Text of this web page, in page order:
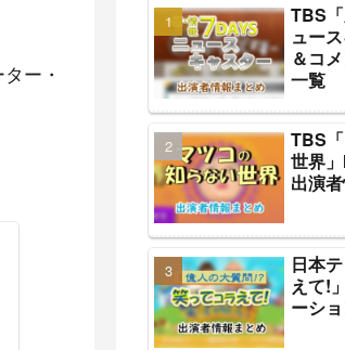
ー・
TBS
ュー
＆コ
一覧
TBS
世界
出演
日本
えて!
ーシ